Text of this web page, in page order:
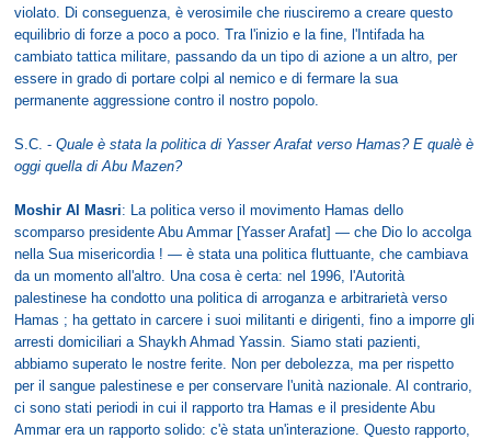
violato. Di conseguenza, è verosimile che riusciremo a creare questo
equilibrio di forze a poco a poco. Tra l'inizio e la fine, l'Intifada ha
cambiato tattica militare, passando da un tipo di azione a un altro, per
essere in grado di portare colpi al nemico e di fermare la sua
permanente aggressione contro il nostro popolo.
S.C. -Quale è stata la politica di Yasser Arafat verso Hamas? E qualè è
oggi quella di Abu Mazen?
Moshir Al Masri: La politica verso il movimento Hamas dello
scomparso presidente Abu Ammar [Yasser Arafat] — che Dio lo accolga
nella Sua misericordia ! — è stata una politica fluttuante, che cambiava
da un momento all'altro. Una cosa è certa: nel 1996, l'Autorità
palestinese ha condotto una politica di arroganza e arbitrarietà verso
Hamas ; ha gettato in carcere i suoi militanti e dirigenti, fino a imporre gli
arresti domiciliari a Shaykh Ahmad Yassin. Siamo stati pazienti,
abbiamo superato le nostre ferite. Non per debolezza, ma per rispetto
per il sangue palestinese e per conservare l'unità nazionale. Al contrario,
ci sono stati periodi in cui il rapporto tra Hamas e il presidente Abu
Ammar era un rapporto solido: c'è stata un'interazione. Questo rapporto,